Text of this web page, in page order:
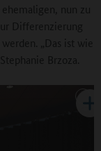
nun zu
Differenzierung
„Das ist wie
Brzoza.